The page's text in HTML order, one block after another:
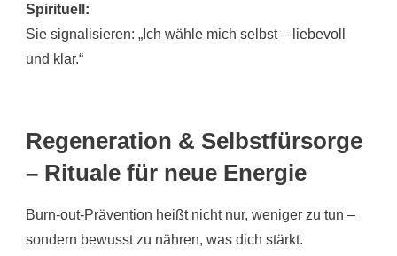
Spirituell:
Sie signalisieren: „Ich wähle mich selbst – liebevoll
und klar.“
Regeneration & Selbstfürsorge
– Rituale für neue Energie
Burn-out-Prävention heißt nicht nur, weniger zu tun –
sondern bewusst zu nähren, was dich stärkt.